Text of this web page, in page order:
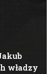
władzy